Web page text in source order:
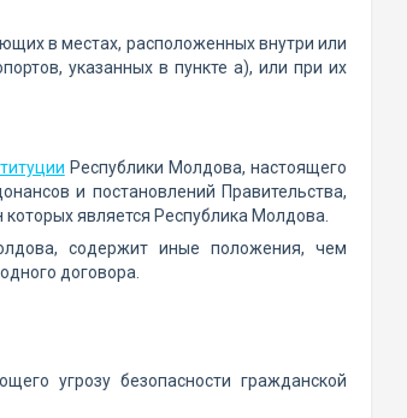
в местах, расположенных внутри или
указанных в пункте a), или при их
Республики Молдова, настоящего
и постановлений Правительства,
является Республика Молдова.
содержит иные положения, чем
договора.
угрозу безопасности гражданской